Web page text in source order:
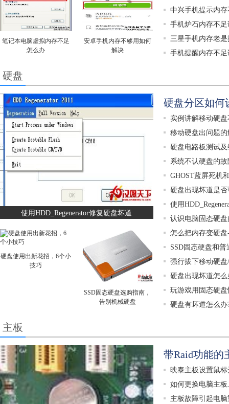
笔记本电脑虚拟内存不足
怎么办
安卓手机内存不够用如何
解决
中兴手机提示内
手机炉石内存不
三星手机内存老
手机提醒内存不
硬盘
使用HDD_Regenerator修复硬盘坏道
硬盘使用出新花招，6个小
技巧
SSD固态硬盘选购指南，
告别机械硬盘
硬盘分区如何
实例讲解移动硬
移动硬盘出问题
硬盘电路板测试
系统不认硬盘的
GHOST蓝屏死机
硬盘出现坏道是
使用
认识电脑固态硬
怎么把内存变硬
SSD固态硬盘和
强行拔下移动硬
硬盘出现坏道怎
玩游戏用固态硬
硬盘有坏道怎么办
主板
带Raid功能的
映泰主板设置鼠
如何更换电脑主
主板故障引起电